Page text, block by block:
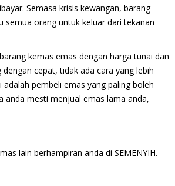
Semasa krisis kewangan, barang
orang untuk keluar dari tekanan
kemas emas dengan harga tunai dan
cepat, tidak ada cara yang lebih
pembeli emas yang paling boleh
anda mesti menjual emas lama anda,
lain berhampiran anda di SEMENYIH.